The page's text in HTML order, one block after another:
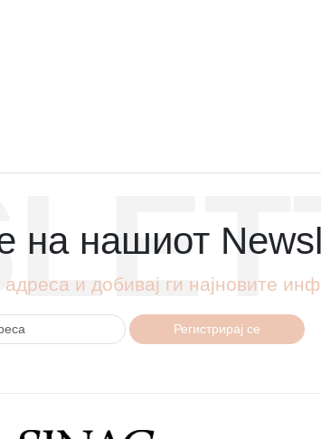
на нашиот
адреса и добивај ги најновите
Регистрирај се